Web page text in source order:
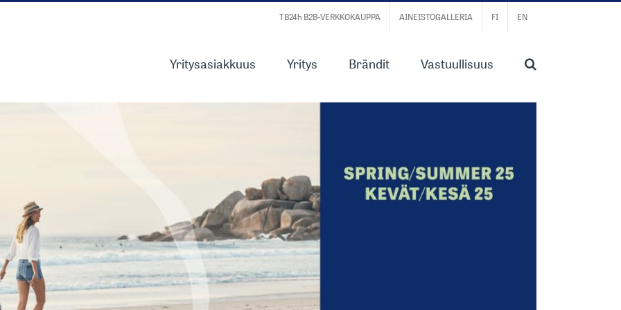
TB24h B2B-VERKKOKAUPPA AINEISTOGALLERIA FI EN
Yritysasiakkuus Yritys Brändit Vastuullisuus